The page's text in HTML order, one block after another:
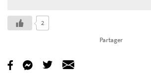
2
Partager